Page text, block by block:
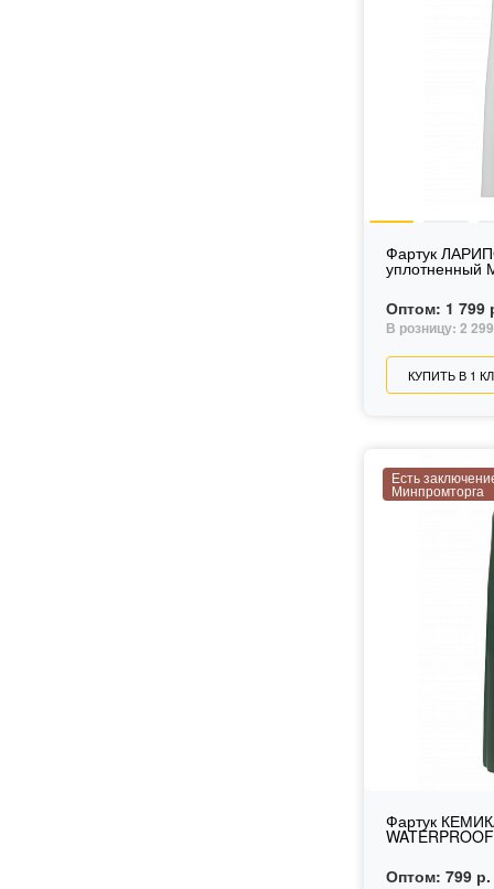
Фартук
уплотненный
Оптом: 1 799
В розницу: 2
КУПИТЬ В 1
Есть
Минпромторга
Фартук
Оптом: 799 р.